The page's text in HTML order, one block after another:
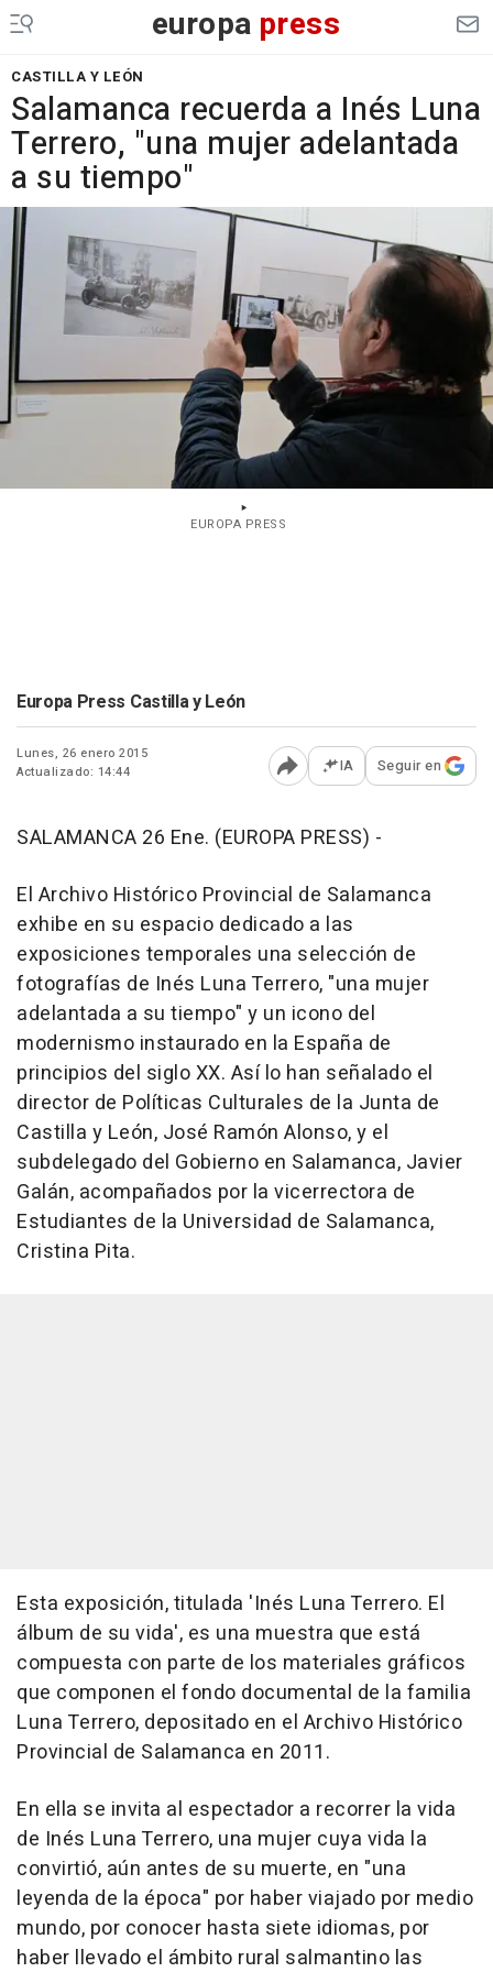
europa press
CASTILLA Y LEÓN
Salamanca recuerda a Inés Luna
Terrero, "una mujer adelantada
a su tiempo"
EUROPA PRESS
Europa Press Castilla y León
Lunes, 26 enero 2015
Actualizado: 14:44
Abrir opciones para
IA Seguir en
SALAMANCA 26 Ene. (EUROPA PRESS) -
El Archivo Histórico Provincial de Salamanca
exhibe en su espacio dedicado a las
exposiciones temporales una selección de
fotografías de Inés Luna Terrero, "una mujer
adelantada a su tiempo" y un icono del
modernismo instaurado en la España de
principios del siglo XX. Así lo han señalado el
director de Políticas Culturales de la Junta de
Castilla y León, José Ramón Alonso, y el
subdelegado del Gobierno en Salamanca, Javier
Galán, acompañados por la vicerrectora de
Estudiantes de la Universidad de Salamanca,
Cristina Pita.
Esta exposición, titulada 'Inés Luna Terrero. El
álbum de su vida', es una muestra que está
compuesta con parte de los materiales gráficos
que componen el fondo documental de la familia
Luna Terrero, depositado en el Archivo Histórico
Provincial de Salamanca en 2011.
En ella se invita al espectador a recorrer la vida
de Inés Luna Terrero, una mujer cuya vida la
convirtió, aún antes de su muerte, en "una
leyenda de la época" por haber viajado por medio
mundo, por conocer hasta siete idiomas, por
haber llevado el ámbito rural salmantino las